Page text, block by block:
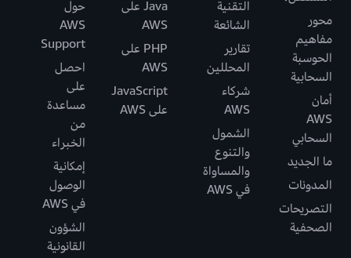
محور
مفاهيم
الحوسبة
السحابية
أمان
AWS
السحابي
ما الجديد
المدونات
التصريحات
الصحفية
التقنية
الشائعة
تقارير
المحللين
شركاء
AWS
الشمول
والتنوع
والمساواة
في AWS
Java على
AWS
PHP على
AWS
JavaScript
على AWS
حول
AWS
Support
احصل
على
مساعدة
من
الخبراء
إمكانية
الوصول
في AWS
الشؤون
القانونية